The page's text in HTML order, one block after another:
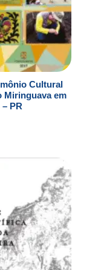
Cultural
Miringuava em
PR